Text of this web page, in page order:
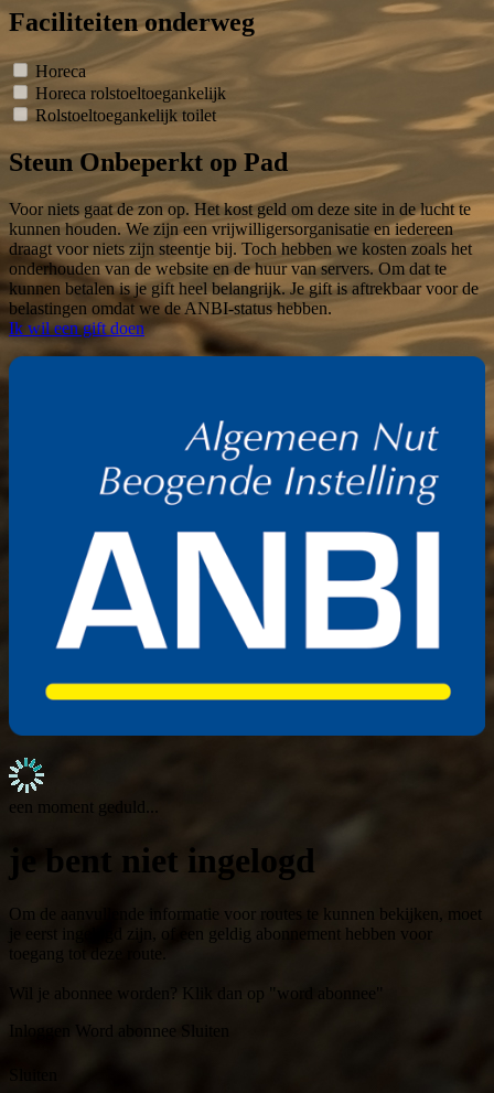
Faciliteiten onderweg
Horeca
Horeca rolstoeltoegankelijk
Rolstoeltoegankelijk toilet
Steun Onbeperkt op Pad
Voor niets gaat de zon op. Het kost geld om deze site in de lucht te
kunnen houden. We zijn een vrijwilligersorganisatie en iedereen
draagt voor niets zijn steentje bij. Toch hebben we kosten zoals het
onderhouden van de website en de huur van servers. Om dat te
kunnen betalen is je gift heel belangrijk. Je gift is aftrekbaar voor de
belastingen omdat we de ANBI-status hebben.
Ik wil een gift doen
een moment geduld...
je bent niet ingelogd
Om de aanvullende informatie voor routes te kunnen bekijken, moet
je eerst ingelogd zijn, of een geldig abonnement hebben voor
toegang tot deze route.
Wil je abonnee worden? Klik dan op "word abonnee"
Inloggen
Word abonnee Sluiten